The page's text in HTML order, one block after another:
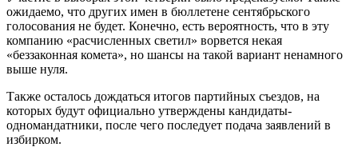
ожидаемо, что других имен в бюллетене сентябрьского
голосования не будет. Конечно, есть вероятность, что в эту
компанию «расчисленных светил» ворвется некая
«беззаконная комета», но шансы на такой вариант ненамного
выше нуля.
Также осталось дождаться итогов партийных съездов, на
которых будут официально утверждены кандидаты-
одномандатники, после чего последует подача заявлений в
избирком.